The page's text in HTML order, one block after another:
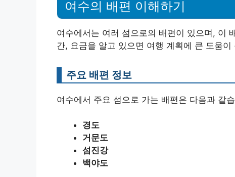
여수의 배편 이해하기
여수에서는 여러 섬으로의 배편이 있으며, 이
간, 요금을 알고 있으면 여행 계획에 큰 도움이
주요 배편 정보
여수에서 주요 섬으로 가는 배편은 다음과 같
경도
거문도
섬진강
백야도